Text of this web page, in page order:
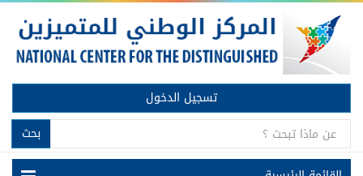
تسجيل الدخول
بحث